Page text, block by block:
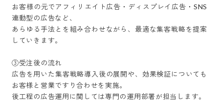
お客様の元でアフィリエイト広告・ディスプレイ広告・SNS
連動型の広告など、
あらゆる手法とを組み合わせながら、最適な集客戦略を提案
していきます。
③受注後の流れ
広告を用いた集客戦略導入後の展開や、効果検証についても
お客様と営業ですり合わせを実施。
後工程の広告運用に関しては専門の運用部署が担当します。